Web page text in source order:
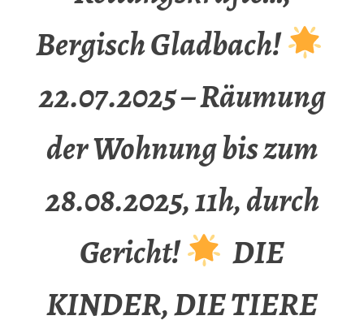
Bergisch Gladbach!
22.07.2025 – Räumung
der Wohnung bis zum
28.08.2025, 11h, durch
Gericht!
DIE
KINDER, DIE TIERE